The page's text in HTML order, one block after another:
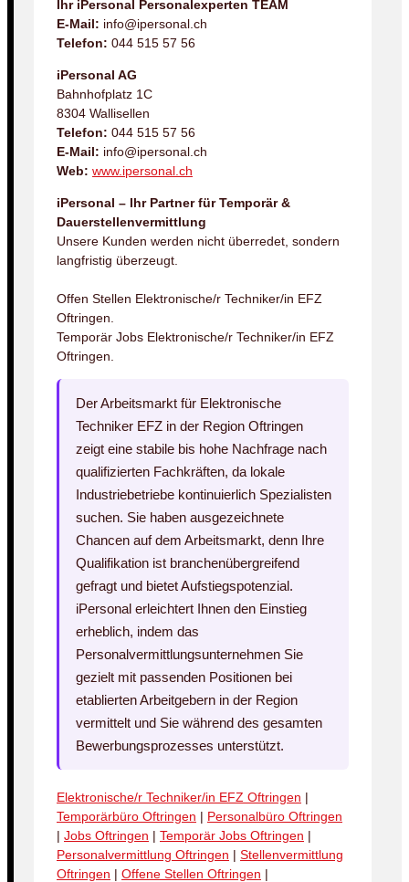
Ihr iPersonal Personalexperten TEAM
E-Mail: info@ipersonal.ch
Telefon: 044 515 57 56
iPersonal AG
Bahnhofplatz 1C
8304 Wallisellen
Telefon: 044 515 57 56
E-Mail: info@ipersonal.ch
Web: www.ipersonal.ch
iPersonal – Ihr Partner für Temporär &
Dauerstellenvermittlung
Unsere Kunden werden nicht überredet, sondern
langfristig überzeugt.
Offen Stellen Elektronische/r Techniker/in EFZ
Oftringen.
Temporär Jobs Elektronische/r Techniker/in EFZ
Oftringen.
Der Arbeitsmarkt für Elektronische
Techniker EFZ in der Region Oftringen
zeigt eine stabile bis hohe Nachfrage nach
qualifizierten Fachkräften, da lokale
Industriebetriebe kontinuierlich Spezialisten
suchen. Sie haben ausgezeichnete
Chancen auf dem Arbeitsmarkt, denn Ihre
Qualifikation ist branchenübergreifend
gefragt und bietet Aufstiegspotenzial.
iPersonal erleichtert Ihnen den Einstieg
erheblich, indem das
Personalvermittlungsunternehmen Sie
gezielt mit passenden Positionen bei
etablierten Arbeitgebern in der Region
vermittelt und Sie während des gesamten
Bewerbungsprozesses unterstützt.
Elektronische/r Techniker/in EFZ Oftringen |
Temporärbüro Oftringen | Personalbüro Oftringen
| Jobs Oftringen | Temporär Jobs Oftringen |
Personalvermittlung Oftringen | Stellenvermittlung
Oftringen | Offene Stellen Oftringen |